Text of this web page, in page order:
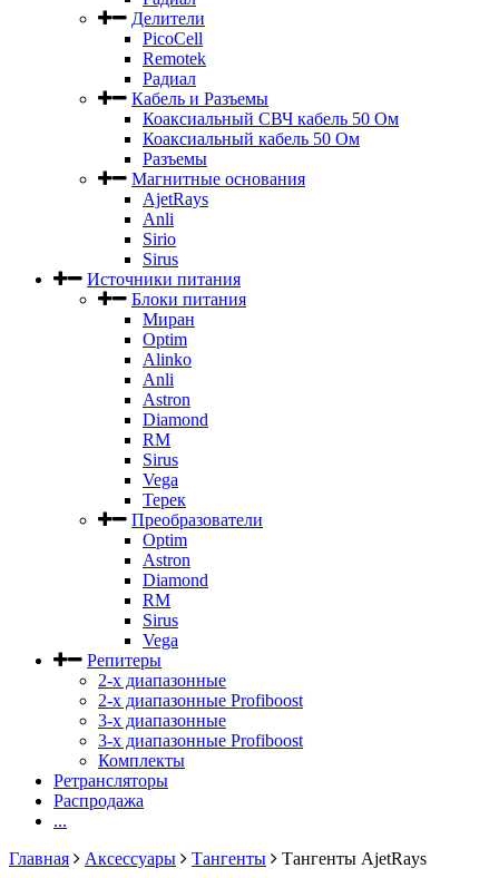
Делители
PicoCell
Remotek
Радиал
Кабель и Разъемы
Коаксиальный СВЧ кабель 50 Ом
Коаксиальный кабель 50 Ом
Разъемы
Магнитные основания
AjetRays
Anli
Sirio
Sirus
Источники питания
Блоки питания
Миран
Optim
Alinko
Anli
Astron
Diamond
RM
Sirus
Vega
Терек
Преобразователи
Optim
Astron
Diamond
RM
Sirus
Vega
Репитеры
2-х диапазонные
2-х диапазонные Profiboost
3-х диапазонные
3-х диапазонные Profiboost
Комплекты
Ретрансляторы
Распродажа
...
Главная
Аксессуары Тангенты Тангенты AjetRays